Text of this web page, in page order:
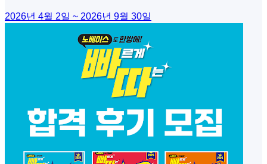
2026년 4월 2일 ~ 2026년 9월 30일